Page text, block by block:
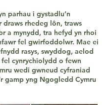
parhau i gystadlu’n
draws rhedeg lôn, traws
a mynydd, tra hefyd yn rhoi
fel gwirfoddolwr. Mae ei
rasys, swyddog, aelod
cynrychiolydd o fewn
wedi gwneud cyfraniad
gamp yng Ngogledd Cymru